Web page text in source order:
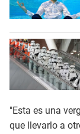
"Esta es una
que llevarlo a